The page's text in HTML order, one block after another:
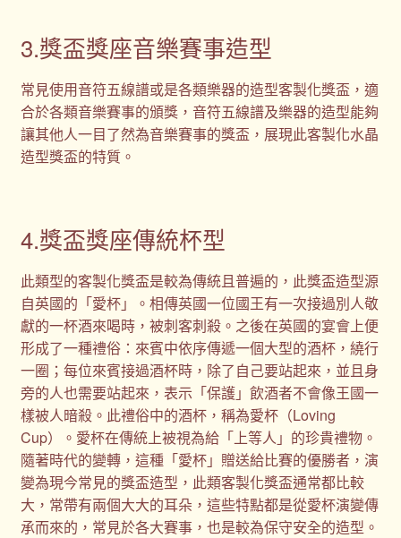
3.獎盃獎座音樂賽事造型
常見使用音符五線譜或是各類樂器的造型客製化獎盃，適
合於各類音樂賽事的頒獎，音符五線譜及樂器的造型能夠
讓其他人一目了然為音樂賽事的獎盃，展現此客製化水晶
造型獎盃的特質。
4.獎盃獎座傳統杯型
此類型的客製化獎盃是較為傳統且普遍的，此獎盃造型源
自英國的「愛杯」。相傳英國一位國王有一次接過別人敬
獻的一杯酒來喝時，被刺客刺殺。之後在英國的宴會上便
形成了一種禮俗：來賓中依序傳遞一個大型的酒杯，繞行
一圈；每位來賓接過酒杯時，除了自己要站起來，並且身
旁的人也需要站起來，表示「保護」飲酒者不會像王國一
樣被人暗殺。此禮俗中的酒杯，稱為愛杯（Loving
Cup）。愛杯在傳統上被視為給「上等人」的珍貴禮物。
隨著時代的變轉，這種「愛杯」贈送給比賽的優勝者，演
變為現今常見的獎盃造型，此類客製化獎盃通常都比較
大，常帶有兩個大大的耳朵，這些特點都是從愛杯演變傳
承而來的，常見於各大賽事，也是較為保守安全的造型。